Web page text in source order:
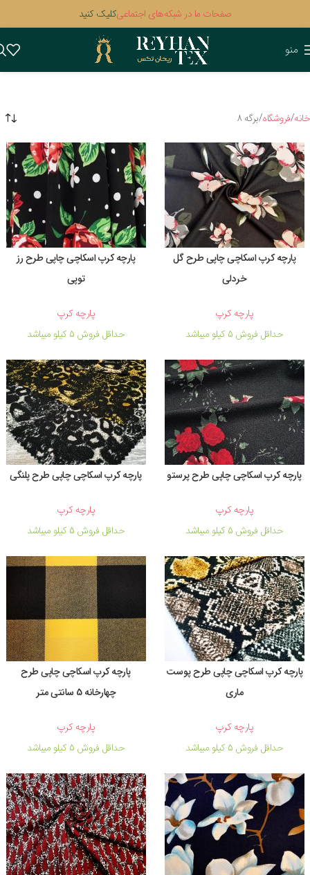
صفحات ما در شبکه‌های اجتماعیکلیک کنید
منو
خانه فروشگاه برگه 8
پارچه کرپ اسکاچی چاپی طرح گل
خردلی
پارچه کرپ
حداقل فروش 5 کیلو میباشد
پارچه کرپ اسکاچی چاپی طرح رز
توپی
پارچه کرپ
حداقل فروش 5 کیلو میباشد
پارچه کرپ اسکاچی چاپی طرح پرستو
پارچه کرپ
حداقل فروش 5 کیلو میباشد
پارچه کرپ اسکاچی چاپی طرح پلنگی
پارچه کرپ
حداقل فروش 5 کیلو میباشد
پارچه کرپ اسکاچی چاپی طرح پوست
ماری
پارچه کرپ
حداقل فروش 5 کیلو میباشد
پارچه کرپ اسکاچی چاپی طرح
چهارخانه 5 سانتی متر
پارچه کرپ
حداقل فروش 5 کیلو میباشد